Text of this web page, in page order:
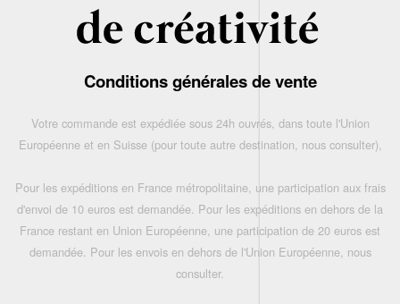
Conditions générales de vente
Votre commande est expédiée sous 24h ouvrés, dans toute l'Union
Européenne et en Suisse (pour toute autre destination, nous consulter),
Pour les expéditions en France métropolitaine, une participation aux frais
d'envoi de 10 euros est demandée. Pour les expéditions en dehors de la
France restant en Union Européenne, une participation de 20 euros est
demandée. Pour les envois en dehors de l'Union Européenne, nous
consulter.